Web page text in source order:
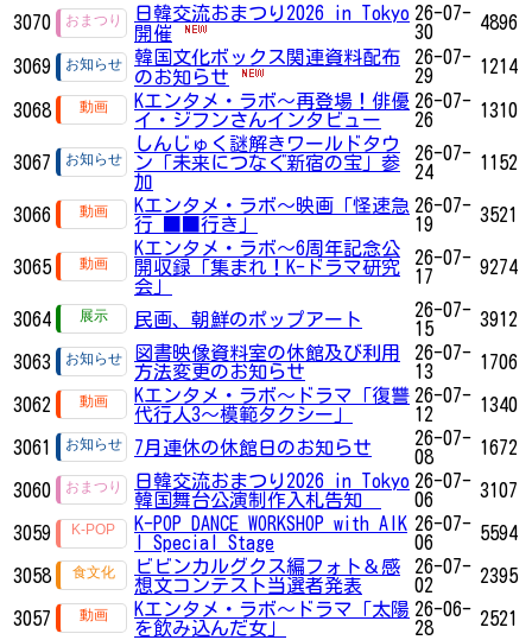
3070
日韓交流おまつり2026 in Tokyo
開催
26-07-
30
4896
3069
韓国文化ボックス関連資料配布
のお知らせ
26-07-
29
1214
3068
Kエンタメ・ラボ～再登場！俳優
イ・ジフンさんインタビュー
26-07-
26
1310
3067
しんじゅく謎解きワールドタウ
ン「未来につなぐ新宿の宝」参
加
26-07-
24
1152
3066
Kエンタメ・ラボ～映画「怪速急
行 ■■行き」
26-07-
19
3521
3065
Kエンタメ・ラボ～6周年記念公
開収録「集まれ！K-ドラマ研究
会」
26-07-
17
9274
3064 民画、朝鮮のポップアート
26-07-
15
3912
3063
図書映像資料室の休館及び利用
方法変更のお知らせ
26-07-
13
1706
3062
Kエンタメ・ラボ～ドラマ「復讐
代行人3～模範タクシー」
26-07-
12
1340
3061 7月連休の休館日のお知らせ
26-07-
08
1672
3060
日韓交流おまつり2026 in Tokyo
韓国舞台公演制作入札告知
26-07-
06
3107
3059
K-POP DANCE WORKSHOP with AIK
I Special Stage
26-07-
06
5594
3058
ビビンカルグクス編フォト＆感
想文コンテスト当選者発表
26-07-
02
2395
3057
Kエンタメ・ラボ～ドラマ「太陽
を飲み込んだ女」
26-06-
28
2521